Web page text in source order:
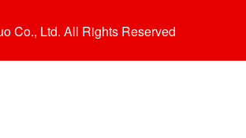
Co., Ltd. All Rights Reserved